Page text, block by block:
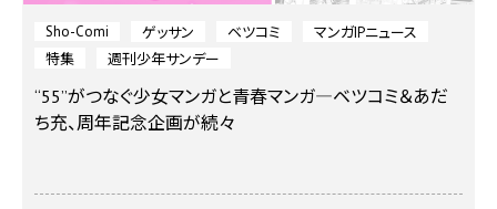
Sho-Comi ゲッサン ベツコミ
マンガIPニュース
特集
週刊少年サンデー
“55”がつなぐ少女マンガと青春マンガ―ベツコミ＆あだ
ち充、周年記念企画が続々